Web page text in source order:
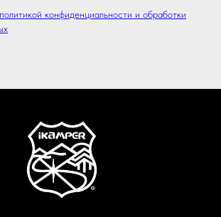
политикой конфиденциальности и обработки